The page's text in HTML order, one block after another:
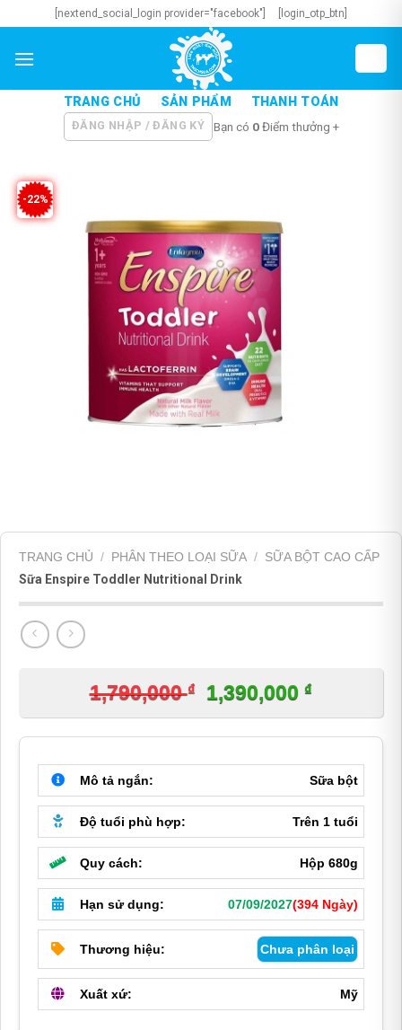
to
content
[nextend_social_login provider="facebook"] [login_otp_btn]
TRANG CHỦ SẢN PHẨM THANH TOÁN
ĐĂNG NHẬP / ĐĂNG KÝ Bạn có 0Điểm thưởng +
-22%
TRANG CHỦ / PHÂN THEO LOẠI SỮA / SỮA BỘT CAO CẤP
Sữa Enspire Toddler Nutritional Drink
1,790,000₫
Giá
gốc
1,790,000 ₫.
1,390,000 ₫
hiện
là:
Mô tả ngắn: Sữa bột
Độ tuổi phù hợp: Trên 1 tuổi
Quy cách: Hộp 680g
Hạn sử dụng: 07/09/2027(394 Ngày)
Thương hiệu: Chưa phân loại
Xuất xứ: Mỹ